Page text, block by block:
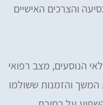
והצרכים האישיים
הנוסעים, מצב רפואי
המשך והזמנות ששולמו